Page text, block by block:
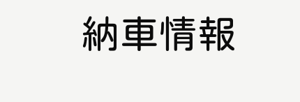
納車情報